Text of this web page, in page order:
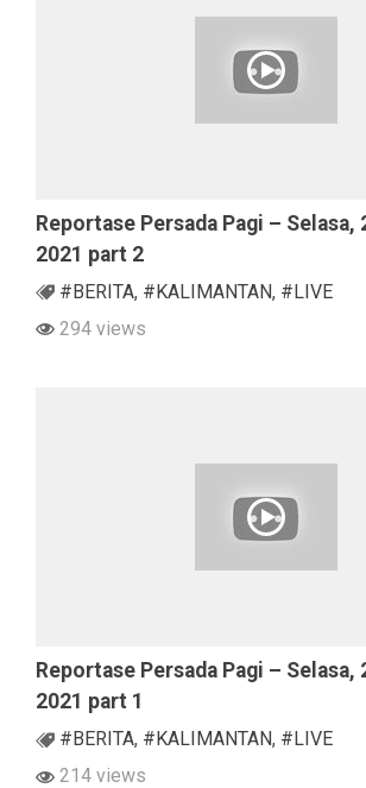
Reportase Persada Pagi – Selasa,
2021 part 2
#BERITA, #KALIMANTAN, #LIVE
294 views
Reportase Persada Pagi – Selasa,
2021 part 1
#BERITA, #KALIMANTAN, #LIVE
214 views